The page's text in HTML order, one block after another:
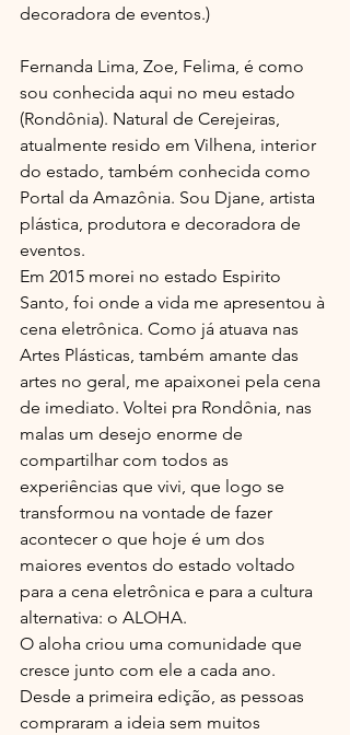
decoradora de eventos.)
Fernanda Lima, Zoe, Felima, é como
sou conhecida aqui no meu estado
(Rondônia). Natural de Cerejeiras,
atualmente resido em Vilhena, interior
do estado, também conhecida como
Portal da Amazônia. Sou Djane, artista
plástica, produtora e decoradora de
eventos.
Em 2015 morei no estado Espirito
Santo, foi onde a vida me apresentou à
cena eletrônica. Como já atuava nas
Artes Plásticas, também amante das
artes no geral, me apaixonei pela cena
de imediato. Voltei pra Rondônia, nas
malas um desejo enorme de
compartilhar com todos as
experiências que vivi, que logo se
transformou na vontade de fazer
acontecer o que hoje é um dos
maiores eventos do estado voltado
para a cena eletrônica e para a cultura
alternativa: o ALOHA.
O aloha criou uma comunidade que
cresce junto com ele a cada ano.
Desde a primeira edição, as pessoas
compraram a ideia sem muitos